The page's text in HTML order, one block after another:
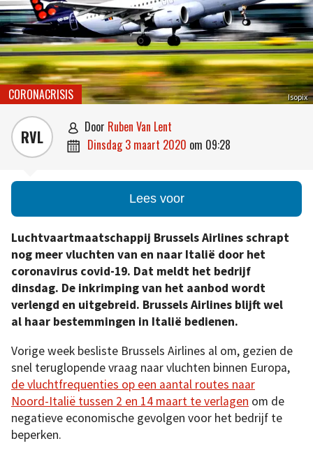
Isopix
CORONACRISIS
RVL  door Ruben Van Lent
 dinsdag 3 maart 2020 om 09:28
Lees voor
Luchtvaartmaatschappij Brussels Airlines schrapt
nog meer vluchten van en naar Italië door het
coronavirus covid-19. Dat meldt het bedrijf
dinsdag. De inkrimping van het aanbod wordt
verlengd en uitgebreid. Brussels Airlines blijft wel
al haar bestemmingen in Italië bedienen.
Vorige week besliste Brussels Airlines al om, gezien de
snel teruglopende vraag naar vluchten binnen Europa,
de vluchtfrequenties op een aantal routes naar
Noord-Italië tussen 2 en 14 maart te verlagen om de
negatieve economische gevolgen voor het bedrijf te
beperken.